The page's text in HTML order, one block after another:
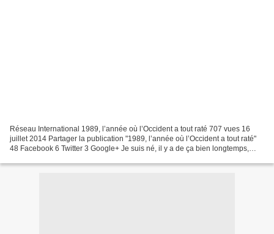
Réseau International 1989, l’année où l’Occident a tout raté 707 vues 16
juillet 2014 Partager la publication "1989, l’année où l’Occident a tout raté"
48 Facebook 6 Twitter 3 Google+ Je suis né, il y a de ça bien longtemps,